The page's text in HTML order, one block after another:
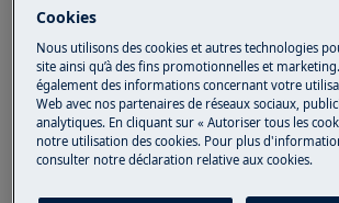
Une hotte peut être installée de deux
évacuation d'air vers l'extérieur ou en
recirculation.
Évacuation vers l'extérieur
L'air peut-il être évacué
Ensuite, la hotte peut
Cookies
Nous utilisons des cookies et autres technologies
site ainsi qu’à des fins promotionnelles et
également des informations concernant votre
Web avec nos partenaires de réseaux sociaux,
analytiques. En cliquant sur « Autoriser tous les
notre utilisation des cookies. Pour plus
consulter notre déclaration relative aux cookies.